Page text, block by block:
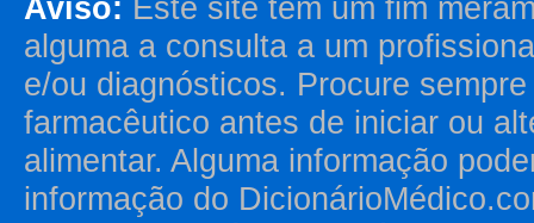
Aviso: Este site tem um fim
alguma a consulta a um
e/ou diagnósticos. Procure
farmacêutico antes de iniciar ou
alimentar. Alguma informação
informação do